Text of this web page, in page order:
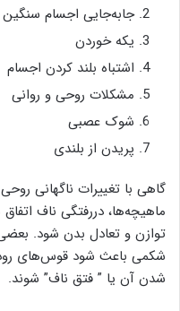
جابه‌جایی اجسام سنگین
یکه خوردن
اشتباه بلند کردن اجسام
مشکلات روحی و روانی
شوک عصبی
پریدن از بلندی
گاهی با تغییرات ناگهانی
ماهیچه‌ها، دررفتگی ناف
توازن و تعادل بدن شود.
شکمی باعث شود قوس‌های
شدن آن یا ” فتق ناف” شوند.